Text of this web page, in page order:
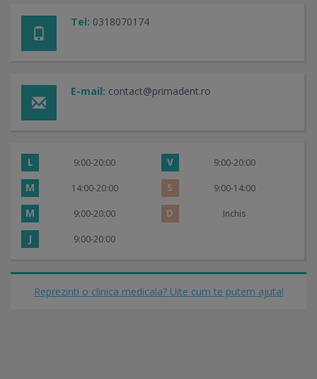
Tel: 0318070174
E-mail: contact@primadent.ro
L 9:00-20:00 V 9:00-20:00
M 14:00-20:00 S 9:00-14:00
M 9:00-20:00 D Inchis
J 9:00-20:00
Reprezinti o clinica medicala? Uite cum te putem ajuta!